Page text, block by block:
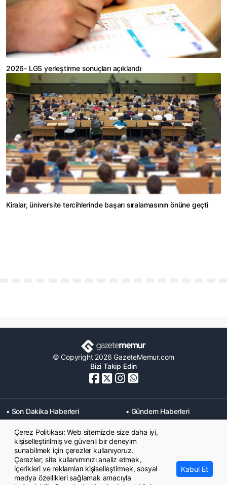
2026- LGS yerleştirme sonuçları açıklandı
Kiralar, üniversite tercihlerinde başarı sıralamasının önüne geçti
© Copyright 2026 GazeteMemur.com
Bizi Takip Edin
• Son Dakika Haberleri
• Gündem Haberleri
• Memurlar Haberleri
• KPSS Haberleri
• Ekonomi Haberleri
• Eğitim Haberleri
• Yaşam Haberleri
• Maaş Verileri Haberleri
• Mahkeme Kararları
Haberleri
Çerez Politikası: Web sitemizde size daha iyi,
kişiselleştirilmiş ve güvenli bir deneyim
sunabilmek için çerezler kullanıyoruz.
Çerezler; site kullanımınızı analiz etmek,
içerikleri ve reklamları kişiselleştirmek, sosyal
medya özellikleri sağlamak amacıyla
Kabul Et